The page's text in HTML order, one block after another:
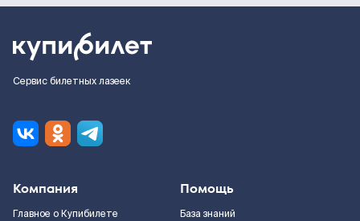
Сервис билетных лазеек
Компания
Главное о Купибилете
Помощь
База знаний